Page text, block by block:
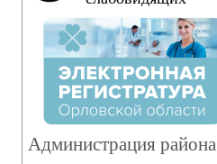
Администрация района